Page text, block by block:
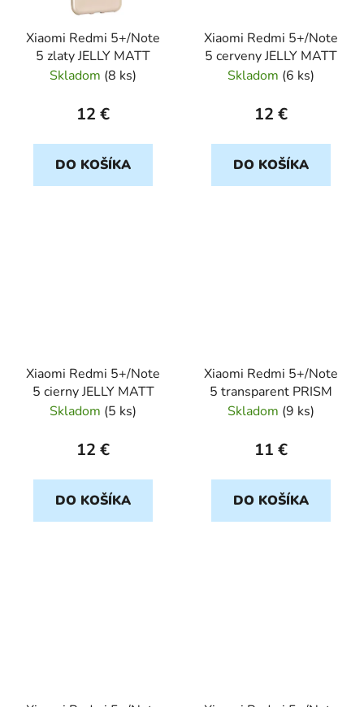
Xiaomi Redmi 5+/Note
5 zlaty JELLY MATT
Skladom (8 ks)
12 €
DO KOŠÍKA
Xiaomi Redmi 5+/Note
5 cerveny JELLY MATT
Skladom (6 ks)
12 €
DO KOŠÍKA
Xiaomi Redmi 5+/Note
5 cierny JELLY MATT
Skladom (5 ks)
12 €
DO KOŠÍKA
Xiaomi Redmi 5+/Note
5 transparent PRISM
Skladom (9 ks)
11 €
DO KOŠÍKA